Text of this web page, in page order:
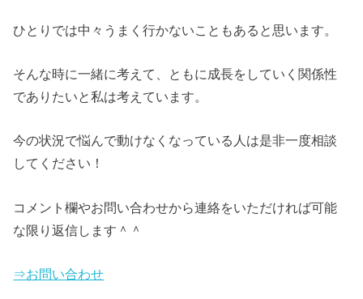
ひとりでは中々うまく行かないこともあると思います。
そんな時に一緒に考えて、ともに成長をしていく関係性
でありたいと私は考えています。
今の状況で悩んで動けなくなっている人は是非一度相談
してください！
コメント欄やお問い合わせから連絡をいただければ可能
な限り返信します＾＾
⇒お問い合わせ